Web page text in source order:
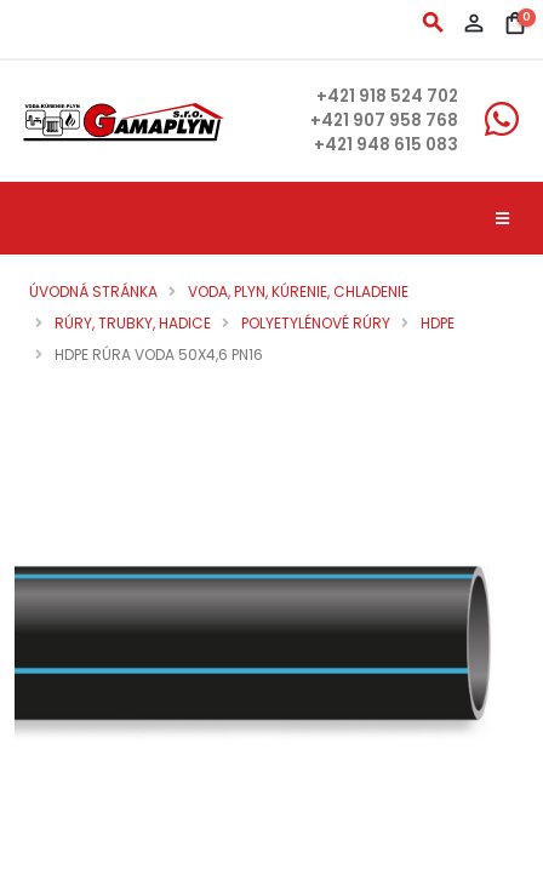
search person_outline shopping_bag0
+421 918 524 702
+421 907 958 768
+421 948 615 083
ÚVODNÁ STRÁNKA
VODA, PLYN, KÚRENIE, CHLADENIE
RÚRY, TRUBKY, HADICE
POLYETYLÉNOVÉ RÚRY
HDPE
HDPE RÚRA VODA 50X4,6 PN16